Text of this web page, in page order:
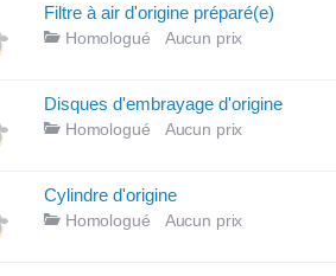
Filtre à air d'origine préparé(e)
Homologué Aucun prix
Disques d'embrayage d'origine
Homologué Aucun prix
Cylindre d'origine
Homologué Aucun prix